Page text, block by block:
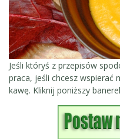
Jeśli któryś z przepisów
praca, jeśli chcesz wspierać
kawę. Kliknij poniższy